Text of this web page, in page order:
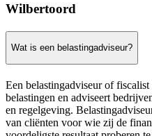
Wilbertoord
Wat is een belastingadviseur?
Een belastingadviseur of
belastingen en adviseert
en regelgeving.
van cliënten voor wie zij de